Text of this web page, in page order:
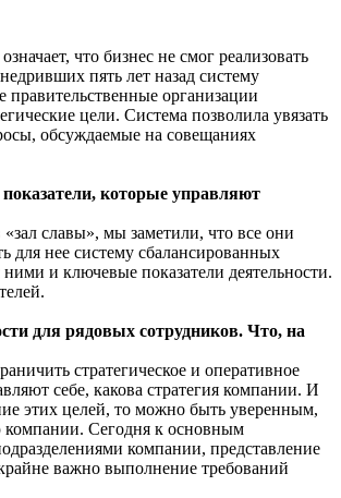
что бизнес не смог реализовать
пять лет назад систему
организации
цели. Система позволила увязать
обсуждаемые на совещаниях
которые управляют
славы», мы заметили, что все они
для нее систему сбалансированных
ними и ключевые показатели деятельности.
для рядовых сотрудников. Что, на
стратегическое и оперативное
себе, какова стратегия компании. И
этих целей, то можно быть уверенным,
компании. Сегодня к основным
компании, представление
важно выполнение требований